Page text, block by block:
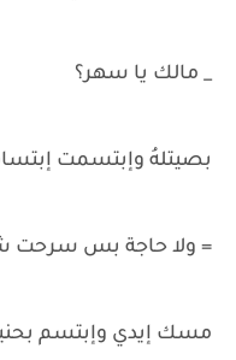
_ مالك يا سهر؟
بصيتلهُ وإبتسمت
= ولا حاجة بس سرحت
مسك إيدي وإبتسم